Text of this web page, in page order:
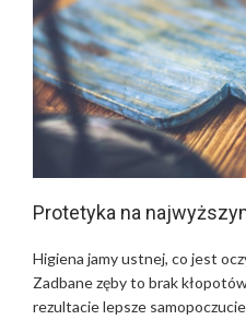
Protetyka na
Higiena jamy ustnej, co jest
Zadbane zęby to brak
rezultacie lepsze